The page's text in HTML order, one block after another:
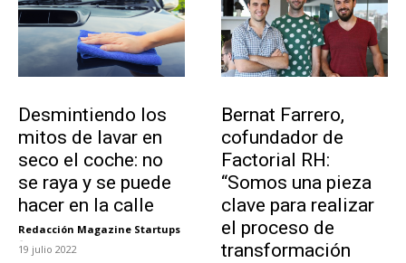
Desmintiendo los
mitos de lavar en
seco el coche: no
se raya y se puede
hacer en la calle
Redacción Magazine Startups
-
19 julio 2022
Bernat Farrero,
cofundador de
Factorial RH:
“Somos una pieza
clave para realizar
el proceso de
transformación